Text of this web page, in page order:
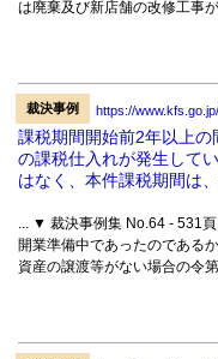
は廃棄及び新店舗の改修工事
裁決事例 https://
課税期間開始前2年以上
の課税仕入れが発生して
はなく、本件課税期間は
... ▼ 裁決事例集 No.64 - 531
開業準備中であったのである
資産の譲渡等がない場合の令